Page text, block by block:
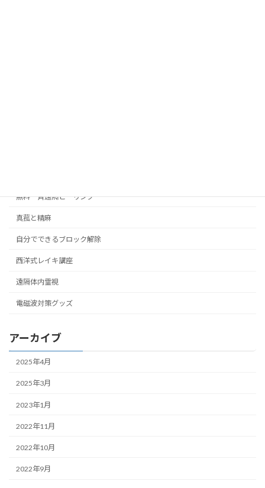
無料一斉遠隔ヒーリング
真菰と精麻
自分でできるブロック解除
西洋式レイキ講座
遠隔体内霊視
電磁波対策グッズ
アーカイブ
2025年4月
2025年3月
2023年1月
2022年11月
2022年10月
2022年9月